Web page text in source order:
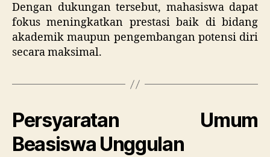
Dengan dukungan tersebut, mahasiswa dapat
fokus meningkatkan prestasi baik di bidang
akademik maupun pengembangan potensi diri
secara maksimal.
Persyaratan Umum
Beasiswa Unggulan